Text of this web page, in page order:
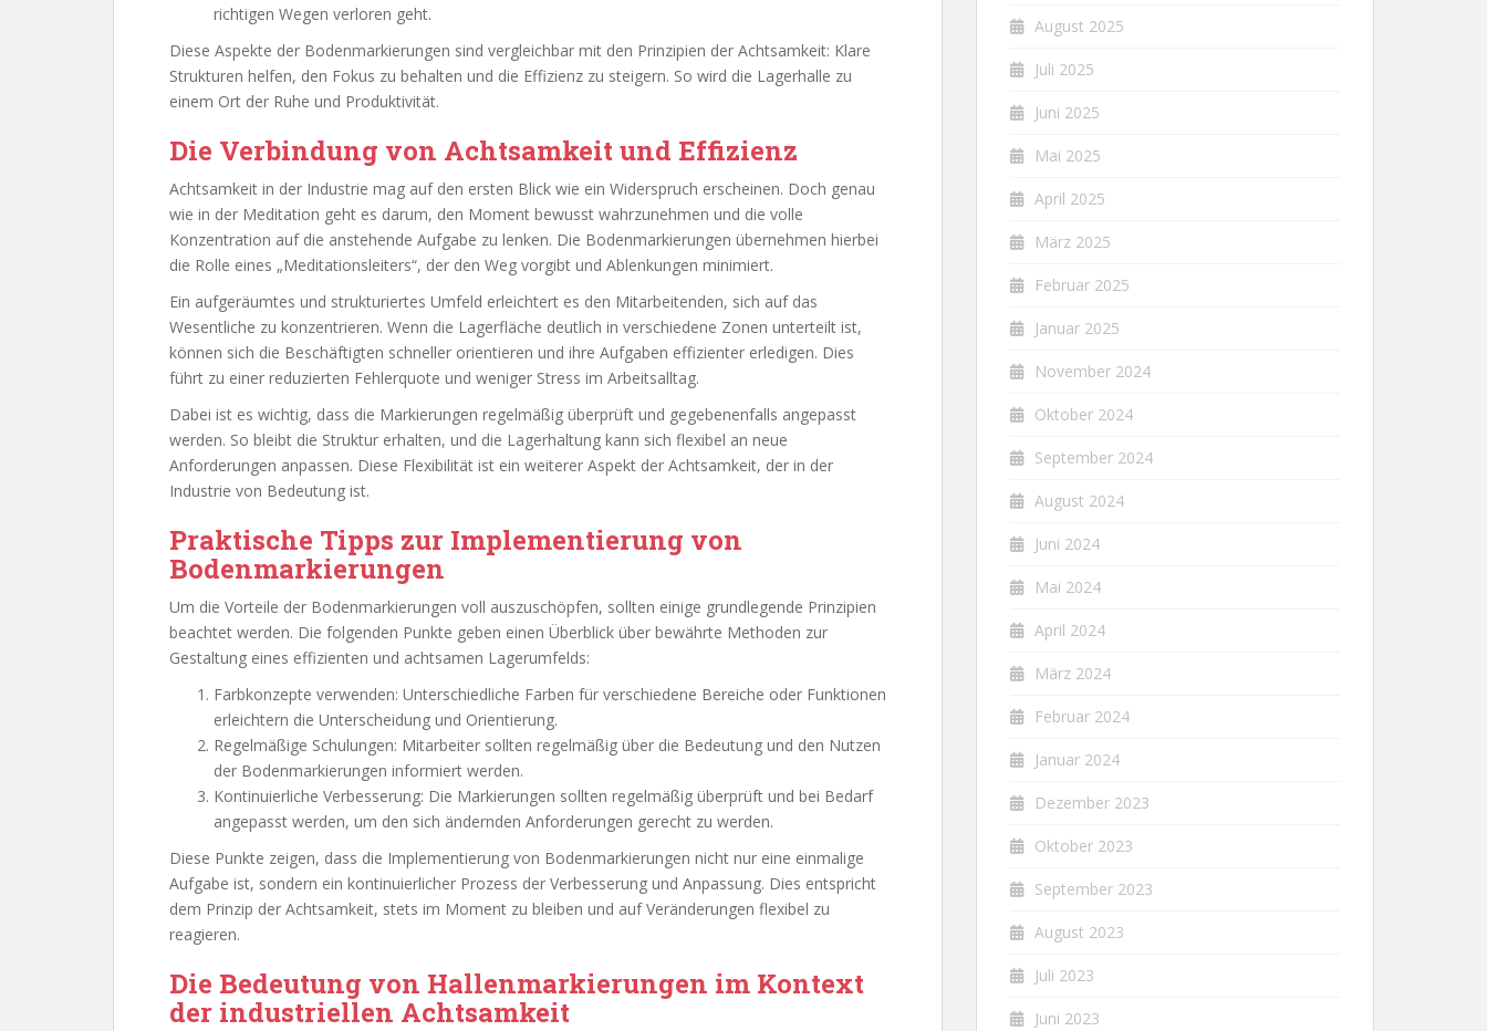
richtigen Wegen verloren geht.
Diese Aspekte der Bodenmarkierungen sind vergleichbar mit den Prinzipien der Achtsamkeit: Klare
Strukturen helfen, den Fokus zu behalten und die Effizienz zu steigern. So wird die Lagerhalle zu
einem Ort der Ruhe und Produktivität.
Die Verbindung von Achtsamkeit und Effizienz
Achtsamkeit in der Industrie mag auf den ersten Blick wie ein Widerspruch erscheinen. Doch genau
wie in der Meditation geht es darum, den Moment bewusst wahrzunehmen und die volle
Konzentration auf die anstehende Aufgabe zu lenken. Die Bodenmarkierungen übernehmen hierbei
die Rolle eines „Meditationsleiters“, der den Weg vorgibt und Ablenkungen minimiert.
Ein aufgeräumtes und strukturiertes Umfeld erleichtert es den Mitarbeitenden, sich auf das
Wesentliche zu konzentrieren. Wenn die Lagerfläche deutlich in verschiedene Zonen unterteilt ist,
können sich die Beschäftigten schneller orientieren und ihre Aufgaben effizienter erledigen. Dies
führt zu einer reduzierten Fehlerquote und weniger Stress im Arbeitsalltag.
Dabei ist es wichtig, dass die Markierungen regelmäßig überprüft und gegebenenfalls angepasst
werden. So bleibt die Struktur erhalten, und die Lagerhaltung kann sich flexibel an neue
Anforderungen anpassen. Diese Flexibilität ist ein weiterer Aspekt der Achtsamkeit, der in der
Industrie von Bedeutung ist.
Praktische Tipps zur Implementierung von
Bodenmarkierungen
Um die Vorteile der Bodenmarkierungen voll auszuschöpfen, sollten einige grundlegende Prinzipien
beachtet werden. Die folgenden Punkte geben einen Überblick über bewährte Methoden zur
Gestaltung eines effizienten und achtsamen Lagerumfelds:
Farbkonzepte verwenden: Unterschiedliche Farben für verschiedene Bereiche oder Funktionen
erleichtern die Unterscheidung und Orientierung.
Regelmäßige Schulungen: Mitarbeiter sollten regelmäßig über die Bedeutung und den Nutzen
der Bodenmarkierungen informiert werden.
Kontinuierliche Verbesserung: Die Markierungen sollten regelmäßig überprüft und bei Bedarf
angepasst werden, um den sich ändernden Anforderungen gerecht zu werden.
Diese Punkte zeigen, dass die Implementierung von Bodenmarkierungen nicht nur eine einmalige
Aufgabe ist, sondern ein kontinuierlicher Prozess der Verbesserung und Anpassung. Dies entspricht
dem Prinzip der Achtsamkeit, stets im Moment zu bleiben und auf Veränderungen flexibel zu
reagieren.
Die Bedeutung von Hallenmarkierungen im Kontext
der industriellen Achtsamkeit
August 2025
Juli 2025
Juni 2025
Mai 2025
April 2025
März 2025
Februar 2025
Januar 2025
November 2024
Oktober 2024
September 2024
August 2024
Juni 2024
Mai 2024
April 2024
März 2024
Februar 2024
Januar 2024
Dezember 2023
Oktober 2023
September 2023
August 2023
Juli 2023
Juni 2023